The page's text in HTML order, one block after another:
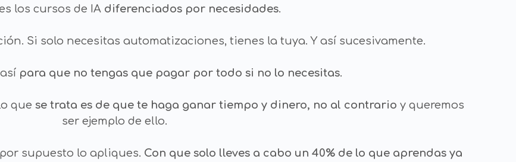
los cursos de IA diferenciados por necesidades.
Si solo necesitas automatizaciones, tienes la tuya. Y así sucesivamente.
para que no tengas que pagar por todo si no lo necesitas.
que se trata es de que te haga ganar tiempo y dinero, no al contrario y queremos
ser ejemplo de ello.
supuesto lo apliques. Con que solo lleves a cabo un 40% de lo que aprendas ya